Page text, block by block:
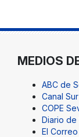
MEDIOS
ABC de
Canal Sur
COPE
Diario de
El